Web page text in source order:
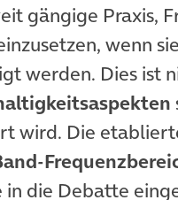
gängige Praxis,
wenn
werden. Dies ist
wird. Die
in die Debatte